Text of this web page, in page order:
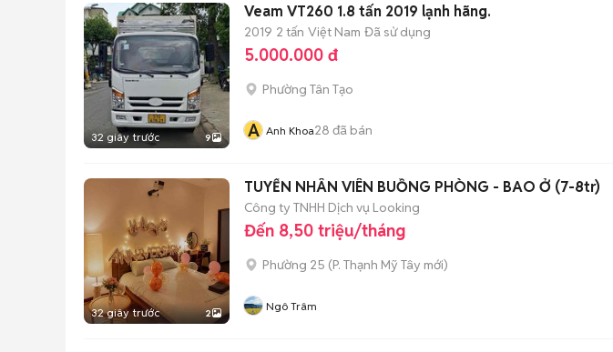
32 giây trước 9
Veam VT260 1.8 tấn 2019 lạnh hãng.
2019 2 tấn Việt Nam Đã sử dụng
5.000.000 đ
Phường Tân Tạo
A Anh Khoa28 đã bán
32 giây trước 2
TUYỂN NHÂN VIÊN BUỒNG PHÒNG - BAO Ở (7-8tr)
Công ty TNHH Dịch vụ Looking
Đến 8,50 triệu/tháng
Phường 25 (P. Thạnh Mỹ Tây mới)
Ngô Trâm